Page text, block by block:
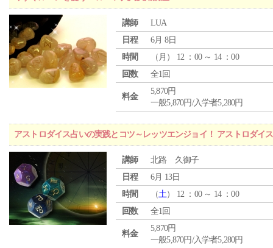
講師
LUA
日程
6月 8日
時間
（ 月 ） 12 ：00 ～ 14 ：00
回数
全1回
料金
5,870円
一般5,870円/入学者5,280円
アストロダイス占いの実践とコツ～レッツエンジョイ！ アストロダイ
講師
北路 久御子
日程
6月 13日
時間
（土） 12 ：00 ～ 14 ：00
回数
全1回
料金
5,870円
一般5,870円/入学者5,280円